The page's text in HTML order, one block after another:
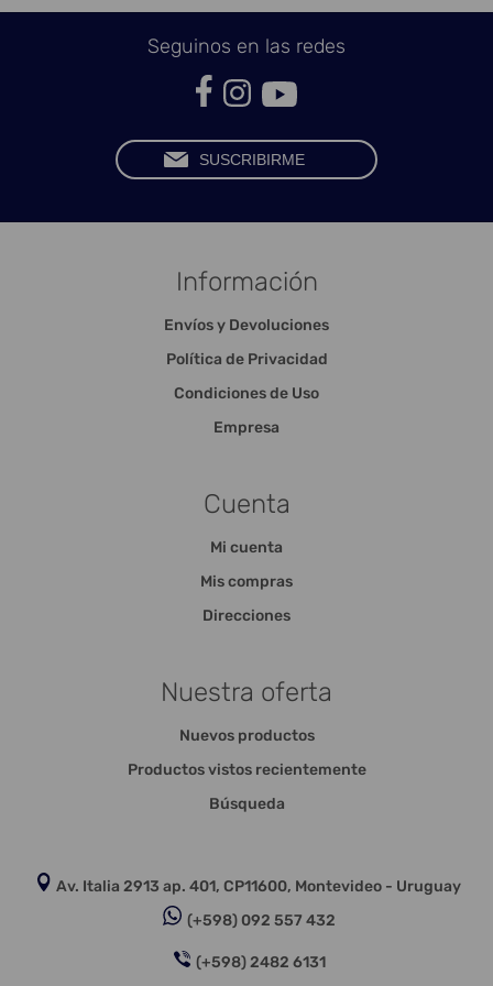
Seguinos en las redes
Información
Envíos y Devoluciones
Política de Privacidad
Condiciones de Uso
Empresa
Cuenta
Mi cuenta
Mis compras
Direcciones
Nuestra oferta
Nuevos productos
Productos vistos recientemente
Búsqueda
Av. Italia 2913 ap. 401, CP11600, Montevideo - Uruguay
(+598) 092 557 432
(+598) 2482 6131